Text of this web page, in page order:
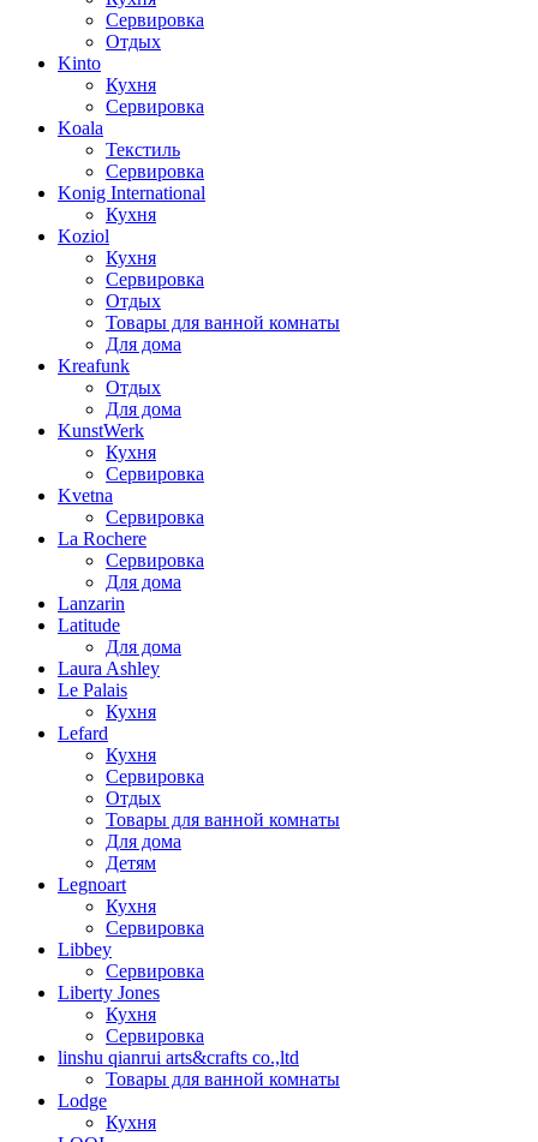
Сервировка
Отдых
Kinto
Кухня
Сервировка
Koala
Текстиль
Сервировка
Konig International
Кухня
Koziol
Кухня
Сервировка
Отдых
Товары для ванной комнаты
Для дома
Kreafunk
Отдых
Для дома
KunstWerk
Кухня
Сервировка
Kvetna
Сервировка
La Rochere
Сервировка
Для дома
Lanzarin
Latitude
Для дома
Laura Ashley
Le Palais
Кухня
Lefard
Кухня
Сервировка
Отдых
Товары для ванной комнаты
Для дома
Детям
Legnoart
Кухня
Сервировка
Libbey
Сервировка
Liberty Jones
Кухня
Сервировка
linshu qianrui arts&crafts co.,ltd
Товары для ванной комнаты
Lodge
Кухня